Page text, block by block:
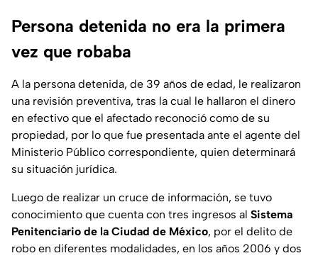
Persona detenida no era la primera
vez que robaba
A la persona detenida, de 39 años de edad, le realizaron
una revisión preventiva, tras la cual le hallaron el dinero
en efectivo que el afectado reconoció como de su
propiedad, por lo que fue presentada ante el agente del
Ministerio Público correspondiente, quien determinará
su situación jurídica.
Luego de realizar un cruce de información, se tuvo
conocimiento que cuenta con tres ingresos al Sistema
Penitenciario de la Ciudad de México, por el delito de
robo en diferentes modalidades, en los años 2006 y dos